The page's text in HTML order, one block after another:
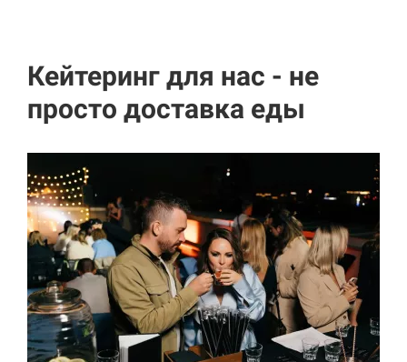
Кейтеринг для нас - не
просто доставка еды